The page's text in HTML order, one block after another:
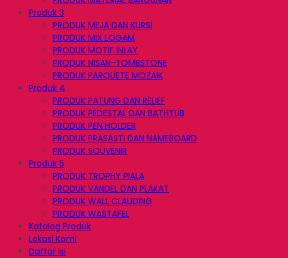
Produk 3
PRODUK MEJA DAN KURSI
PRODUK MIX LOGAM
PRODUK MOTIF INLAY
PRODUK NISAN-TOMBSTONE
PRODUK PARQUETE MOZAIK
Produk 4
PRODUK PATUNG DAN RELIEF
PRODUK PEDESTAL DAN BATHTUB
PRODUK PEN HOLDER
PRODUK PRASASTI DAN NAMEBOARD
PRODUK SOUVENIR
Produk 5
PRODUK TROPHY PIALA
PRODUK VANDEL DAN PLAKAT
PRODUK WALL CLAUDING
PRODUK WASTAFEL
Katalog Produk
Lokasi Kami
Daftar Isi